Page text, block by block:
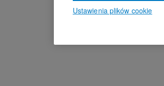
Ustawienia plików cookie